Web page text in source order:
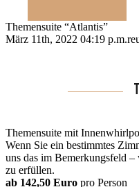
Themensuite “Atlantis”
März 11th, 2022 04:19 p.m.
Themensuite mit
Wenn Sie ein bestimmtes
uns das im Bemerkungsfeld
zu erfüllen.
ab 142,50 Euro pro Person